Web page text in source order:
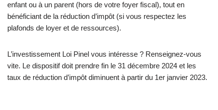
enfant ou à un parent (hors de votre foyer fiscal), tout en
bénéficiant de la réduction d’impôt (si vous respectez les
plafonds de loyer et de ressources).
L’investissement Loi Pinel vous intéresse ? Renseignez-vous
vite. Le dispositif doit prendre fin le 31 décembre 2024 et les
taux de réduction d’impôt diminuent à partir du 1er janvier 2023.